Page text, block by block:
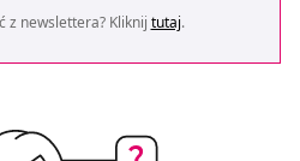
z newslettera? Kliknij tutaj.